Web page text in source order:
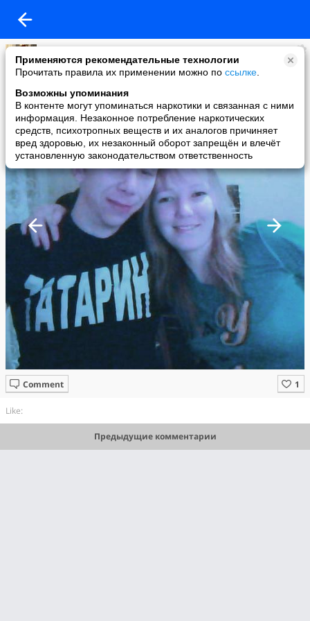
Применяются рекомендательные технологии
Прочитать правила их применении можно по ссылке
Возможны упоминания
В контенте могут упоминаться наркотики и связанная с ними
информация. Незаконное потребление наркотических
средств, психотропных веществ и их аналогов причиняет
вред здоровью, их незаконный оборот запрещён и влечёт
установленную законодательством ответственность
Резеда Аитова
added a photo
13 Mar в 21:05
Comment
Like:
Предыдущие комментарии